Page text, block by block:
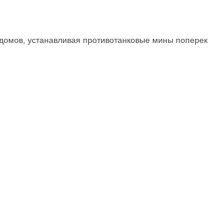
устанавливая противотанковые мины поперек